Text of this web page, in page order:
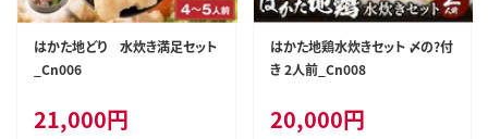
はかた地どり 水炊き満足セット
_Cn006
21,000円
はかた地鶏水炊きセット 〆の?付
き 2人前_Cn008
20,000円